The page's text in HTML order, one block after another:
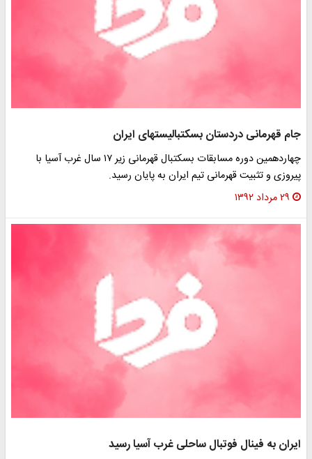
جام قهرمانی دردستان بسکتبالیستهای ایران
چهاردهمین دوره مسابقات بسکتبال قهرمانی زیر ۱۷ سال غرب آسیا با
پیروزی و تثبیت قهرمانی تیم ایران به پایان رسید.
۲۹ مرداد ۱۳۹۲
ایران به فینال فوتبال ساحلی غرب آسیا رسید